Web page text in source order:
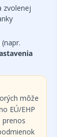
zvolenej
môže
EÚ/EHP
prenos